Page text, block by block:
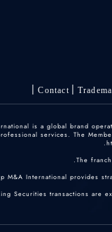
Contact
International is a global
services. The
The
M&A International provides
Securities transactions are